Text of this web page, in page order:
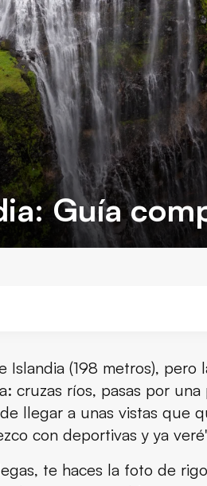
Guía
islandesas?
Islandia (198 metros),
cruzas ríos, pasas por
llegar a unas vistas que
con deportivas y ya
te haces la foto de